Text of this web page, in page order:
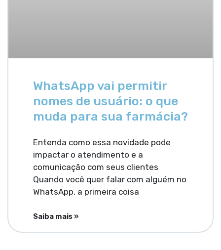
WhatsApp vai permitir
nomes de usuário: o que
muda para sua farmácia?
Entenda como essa novidade pode
impactar o atendimento e a
comunicação com seus clientes
Quando você quer falar com alguém no
WhatsApp, a primeira coisa
Saiba mais »